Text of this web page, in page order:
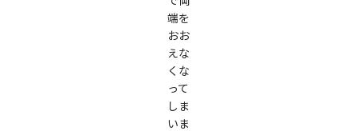
端を
おお
えな
くな
って
しま
いま